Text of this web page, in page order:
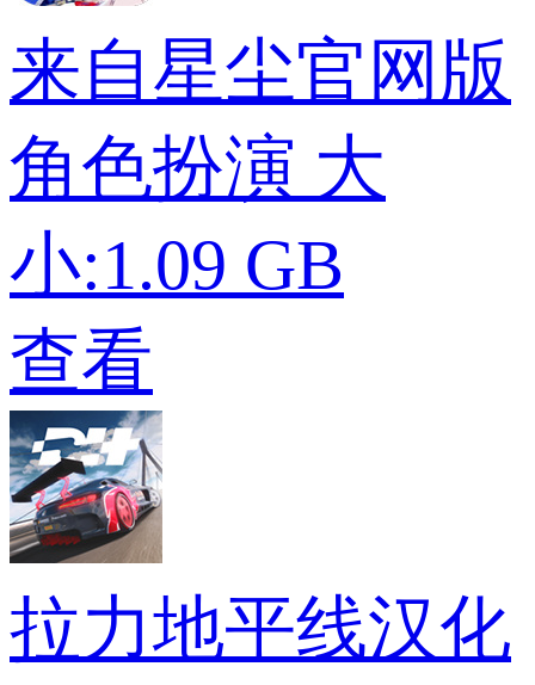
来自星尘官网版
角色扮演 大
小:1.09 GB
查看
拉力地平线汉化